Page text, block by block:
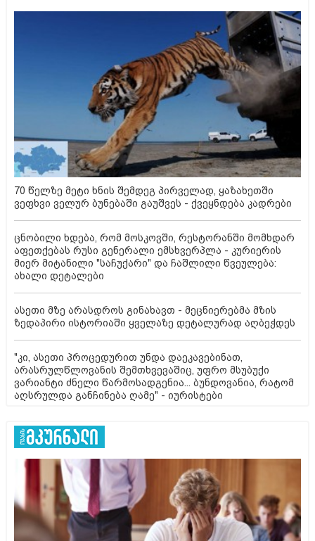
70 წელზე მეტი ხნის შემდეგ პირველად, ყაზახეთში
ვეფხვი ველურ ბუნებაში გაუშვეს - ქვეყნდება კადრები
ცნობილი ხდება, რომ მოსკოვში, რესტორანში მომხდარ
აფეთქებას რუსი გენერალი ემსხვერპლა - კურიერის
მიერ მიტანილი "საჩუქარი" და ჩაშლილი წვეულება:
ახალი დეტალები
ასეთი მზე არასდროს გინახავთ - მეცნიერებმა მზის
ზედაპირი ისტორიაში ყველაზე დეტალურად აღბეჭდეს
"კი, ასეთი პროცედურით უნდა დაეკავებინათ,
არასრულწლოვანის შემთხვევაშიც, უფრო მსუბუქი
ვარიანტი ძნელი წარმოსადგენია... ბუნდოვანია, რატომ
აღსრულდა განჩინება ღამე" - იურისტები